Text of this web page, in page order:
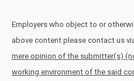
Employers who object to or
above content please contact us
mere opinion of the submitter(s)
working environment of the said